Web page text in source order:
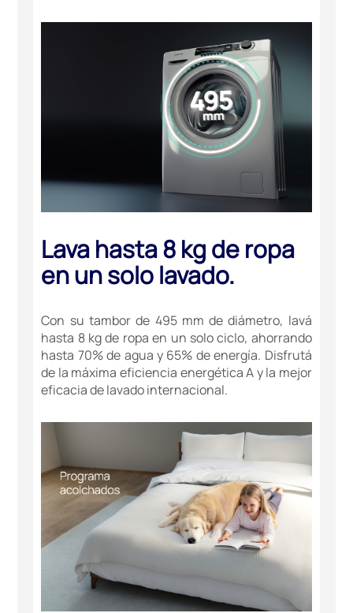
Lava hasta 8 kg de ropa
en un solo lavado.
Con su tambor de 495 mm de diámetro, lavá
hasta 8 kg de ropa en un solo ciclo, ahorrando
hasta 70% de agua y 65% de energía. Disfrutá
de la máxima eficiencia energética A y la mejor
eficacia de lavado internacional.